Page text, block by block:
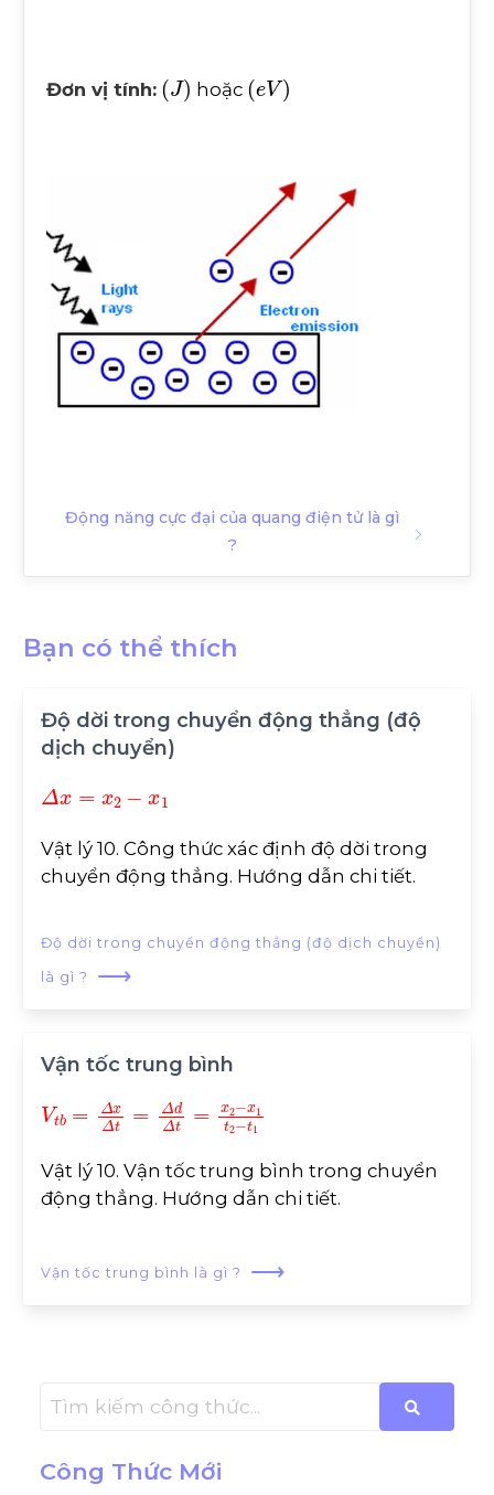
Đơn vị tính: J hoặc e V
Động năng cực đại của quang điện tử là gì
?
Bạn có thể thích
Độ dời trong chuyển động thẳng (độ
dịch chuyển)
Δ
Vật lý 10. Công thức xác định độ dời trong
chuyển động thẳng. Hướng dẫn chi tiết.
Độ dời trong chuyển động thẳng (độ dịch chuyển)
là gì ? ⟶
Vận tốc trung bình
Vt ΔxΔ Δd x2-
x1 1
Vật lý 10. Vận tốc trung bình trong chuyển
động thẳng. Hướng dẫn chi tiết.
Vận tốc trung bình là gì ? ⟶
Công Thức Mới